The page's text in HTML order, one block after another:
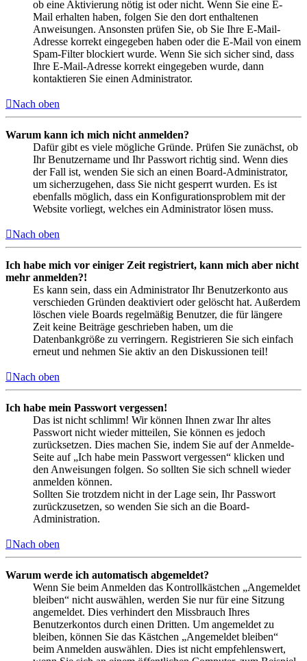
ob eine Aktivierung nötig ist oder nicht. Wenn Sie eine E-
Mail erhalten haben, folgen Sie den dort enthaltenen
Anweisungen. Ansonsten prüfen Sie, ob Sie Ihre E-Mail-
Adresse korrekt eingegeben haben oder die E-Mail von einem
Spam-Filter blockiert wurde. Wenn Sie sich sicher sind, dass
Ihre E-Mail-Adresse korrekt eingegeben wurde, dann
kontaktieren Sie einen Administrator.
Nach oben
Warum kann ich mich nicht anmelden?
Dafür gibt es viele mögliche Gründe. Prüfen Sie zunächst, ob
Ihr Benutzername und Ihr Passwort richtig sind. Wenn dies
der Fall ist, wenden Sie sich an einen Board-Administrator,
um sicherzugehen, dass Sie nicht gesperrt wurden. Es ist
ebenfalls möglich, dass ein Konfigurationsproblem mit der
Website vorliegt, welches ein Administrator lösen muss.
Nach oben
Ich habe mich vor einiger Zeit registriert, kann mich aber nicht
mehr anmelden?!
Es kann sein, dass ein Administrator Ihr Benutzerkonto aus
verschieden Gründen deaktiviert oder gelöscht hat. Außerdem
löschen viele Boards regelmäßig Benutzer, die für längere
Zeit keine Beiträge geschrieben haben, um die
Datenbankgröße zu verringern. Registrieren Sie sich einfach
erneut und nehmen Sie aktiv an den Diskussionen teil!
Nach oben
Ich habe mein Passwort vergessen!
Das ist nicht schlimm! Wir können Ihnen zwar Ihr altes
Passwort nicht wieder mitteilen, Sie können es jedoch
zurücksetzen. Dies machen Sie, indem Sie auf der Anmelde-
Seite auf „Ich habe mein Passwort vergessen“ klicken und
den Anweisungen folgen. So sollten Sie sich schnell wieder
anmelden können.
Sollten Sie trotzdem nicht in der Lage sein, Ihr Passwort
zurückzusetzen, so wenden Sie sich an die Board-
Administration.
Nach oben
Warum werde ich automatisch abgemeldet?
Wenn Sie beim Anmelden das Kontrollkästchen „Angemeldet
bleiben“ nicht auswählen, werden Sie nur für eine Sitzung
angemeldet. Dies verhindert den Missbrauch Ihres
Benutzerkontos durch einen Dritten. Um angemeldet zu
bleiben, können Sie das Kästchen „Angemeldet bleiben“
beim Anmelden auswählen. Dies ist nicht empfehlenswert,